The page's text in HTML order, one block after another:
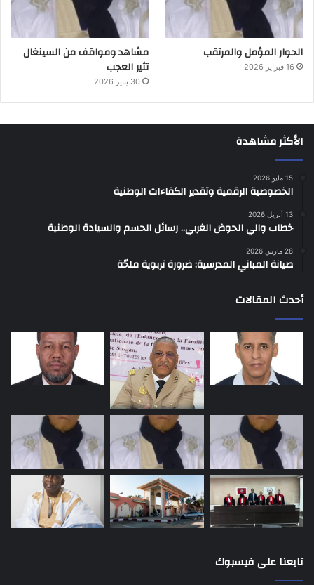
الحوار المؤمل والمرتقب
16 فبراير 2026
مشاهد ومواقف من السينغال
تثير العجب
30 يناير 2026
الأكثر مشاهدة
15 مايو 2026
الخصوصية الرقمية وتقدير الكفاءات الوطنية
13 أبريل 2026
خطاب والي الحوض الغربي.. رسائل الحسم والسيادة الوطنية
28 مارس 2026
صيانة المباني المدرسية: ضرورة تربوية ملحّة
أحدث المقالات
تابعنا على فيسبوك